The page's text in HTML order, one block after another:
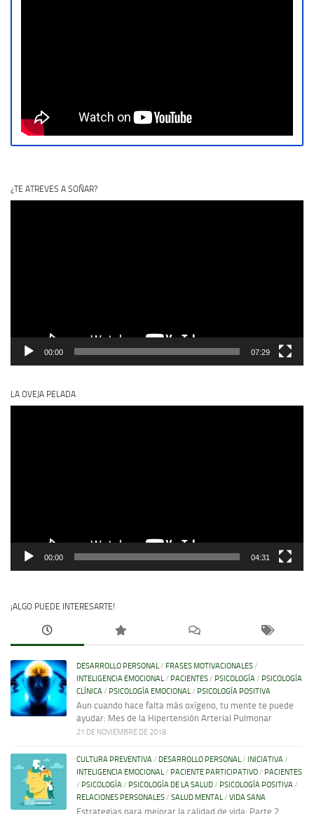
¿TE ATREVES A SOÑAR?
00:00 07:29
LA OVEJA PELADA
00:00 04:31
¡ALGO PUEDE INTERESARTE!
DESARROLLO PERSONAL/ FRASES MOTIVACIONALES/
INTELIGENCIA EMOCIONAL/ PACIENTES/ PSICOLOGÍA/ PSICOLOGÍA
CLÍNICA/ PSICOLOGÍA EMOCIONAL/ PSICOLOGÍA POSITIVA
Aun cuando hace falta más oxígeno, tu mente te puede
ayudar: Mes de la Hipertensión Arterial Pulmonar
21 DE NOVIEMBRE DE 2018
CULTURA PREVENTIVA/ DESARROLLO PERSONAL/ INICIATIVA/
INTELIGENCIA EMOCIONAL/ PACIENTE PARTICIPATIVO/ PACIENTES
/ PSICOLOGÍA/ PSICOLOGÍA DE LA SALUD/ PSICOLOGÍA POSITIVA/
RELACIONES PERSONALES/ SALUD MENTAL/ VIDA SANA
Estrategias para mejorar la calidad de vida: Parte 2